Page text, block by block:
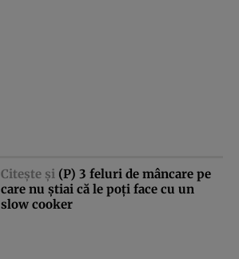
Citeşte şi (P) 3 feluri de mâncare pe
care nu ştiai că le poţi face cu un
slow cooker